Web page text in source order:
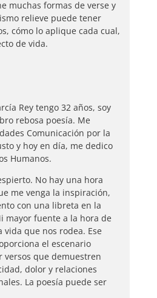
muchas formas de verse y
relieve puede tener
cómo lo aplique cada cual,
de vida.
Rey tengo 32 años, soy
rebosa poesía. Me
Comunicación por la
y hoy en día, me dedico
Humanos.
No hay una hora
me venga la inspiración,
con una libreta en la
mayor fuente a la hora de
que nos rodea. Ese
el escenario
que demuestren
dolor y relaciones
La poesía puede ser